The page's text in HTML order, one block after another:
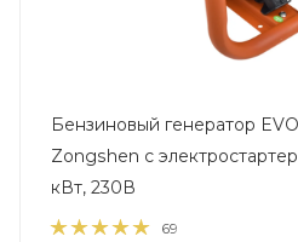
Бензиновый генератор
Zongshen с
кВт, 230В
69